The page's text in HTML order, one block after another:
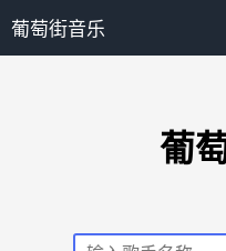
葡萄街音乐
葡